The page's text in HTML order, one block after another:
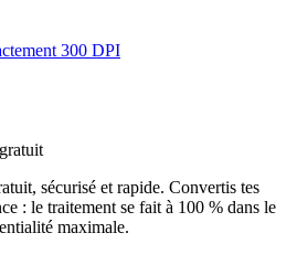
300 DPI
sécurisé et rapide. Convertis tes
: le traitement se fait à 100 % dans le
maximale.